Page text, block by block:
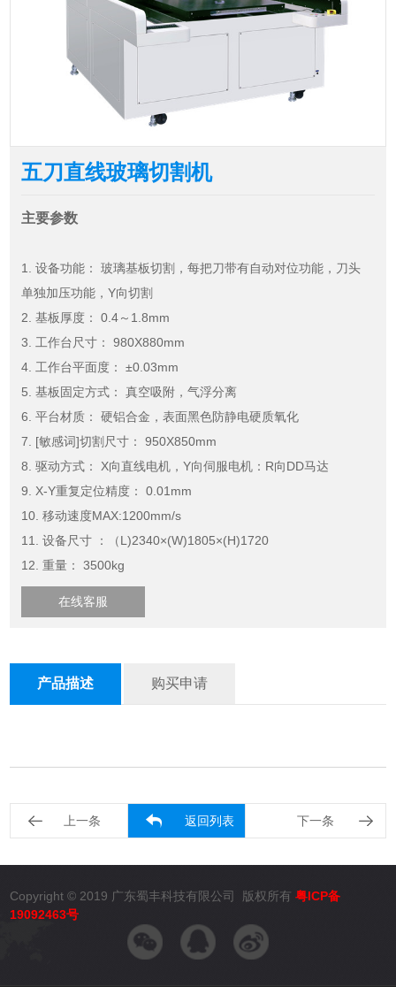
五刀直线玻璃切割机
主要参数
1. 设备功能： 玻璃基板切割，每把刀带有自动对位功能，刀头
单独加压功能，Y向切割
2. 基板厚度： 0.4～1.8mm
3. 工作台尺寸： 980X880mm
4. 工作台平面度： ±0.03mm
5. 基板固定方式： 真空吸附，气浮分离
6. 平台材质： 硬铝合金，表面黑色防静电硬质氧化
7. [敏感词]切割尺寸： 950X850mm
8. 驱动方式： X向直线电机，Y向伺服电机：R向DD马达
9. X-Y重复定位精度： 0.01mm
10. 移动速度MAX:1200mm/s
11. 设备尺寸 ：（L)2340×(W)1805×(H)1720
12. 重量： 3500kg
在线客服
产品描述 购买申请
上一条 返回列表 下一条
Copyright © 2019 广东蜀丰科技有限公司 版权所有粤ICP备
19092463号